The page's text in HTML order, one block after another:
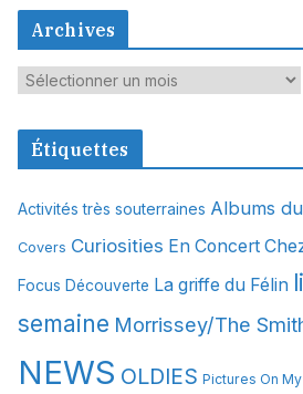
Archives
A
c
v
e
Étiquettes
Activités très souterraines Albums
Covers Curiosities En Concert
Focus Découverte La griffe du Félin
semaine Morrissey/The
NEWS OLDIES Pictures On My